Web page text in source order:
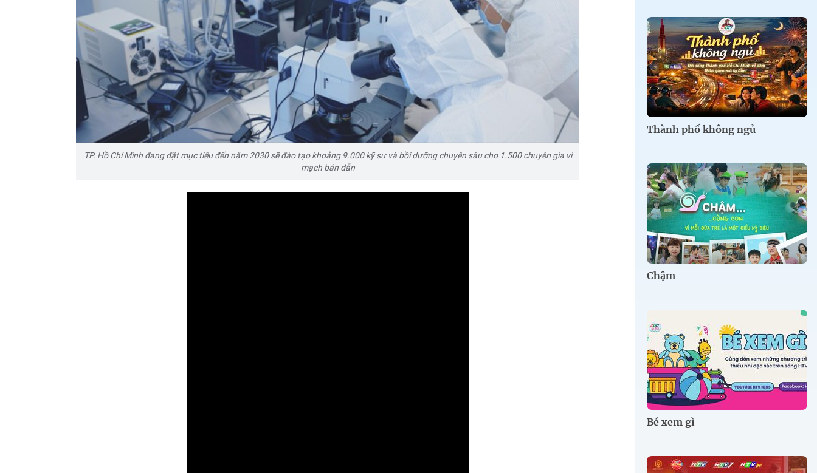
TP. Hồ Chí Minh đang đặt mục tiêu đến năm 2030 sẽ đào tạo khoảng 9.000 kỹ sư và bồi dưỡng chuyên sâu cho 1.500 chuyên gia vi
mạch bán dẫn
Thành phố không ngủ
Chậm
Bé xem gì